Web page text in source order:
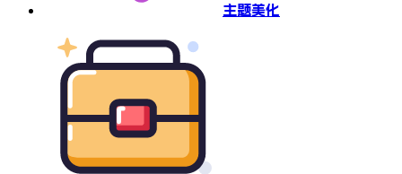
主题美化